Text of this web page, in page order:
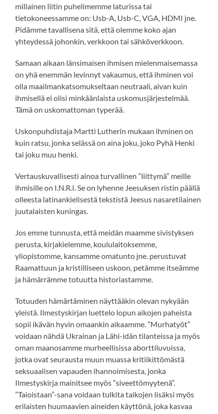
millainen liitin puhelimemme laturissa tai
tietokoneessamme on: Usb-A, Usb-C, VGA, HDMI jne.
Pidämme tavallisena sitä, että olemme koko ajan
yhteydessä johonkin, verkkoon tai sähköverkkoon.
Samaan aikaan länsimaisen ihmisen mielenmaisemassa
on yhä enemmän levinnyt vakaumus, että ihminen voi
olla maailmankatsomukseltaan neutraali, aivan kuin
ihmisellä ei olisi minkäänlaista uskomusjärjestelmää.
Tämä on uskomattoman typerää.
Uskonpuhdistaja Martti Lutherin mukaan ihminen on
kuin ratsu, jonka selässä on aina joku, joko Pyhä Henki
tai joku muu henki.
Vertauskuvallisesti ainoa turvallinen ”liittymä” meille
ihmisille on I.N.R.I. Se on lyhenne Jeesuksen ristin päällä
olleesta latinankielisestä tekstistä Jeesus nasaretilainen
juutalaisten kuningas.
Jos emme tunnusta, että meidän maamme sivistyksen
perusta, kirjakielemme, koululaitoksemme,
yliopistomme, kansamme omatunto jne. perustuvat
Raamattuun ja kristilliseen uskoon, petämme itseämme
ja hämärrämme totuutta historiastamme.
Totuuden hämärtäminen näyttääkin olevan nykyään
yleistä. Ilmestyskirjan luettelo lopun aikojen paheista
sopii ikävän hyvin omaankin aikaamme. ”Murhatyöt”
voidaan nähdä Ukrainan ja Lähi-idän tilanteissa ja myös
oman maanosamme murheellisissa aborttiluvuissa,
jotka ovat seurausta muun muassa kritiikittömästä
seksuaalisen vapauden ihannoimisesta, jonka
Ilmestyskirja mainitsee myös ”siveettömyytenä”.
”Taioistaan”-sana voidaan tulkita taikojen lisäksi myös
erilaisten huumaavien aineiden käyttönä, joka kasvaa